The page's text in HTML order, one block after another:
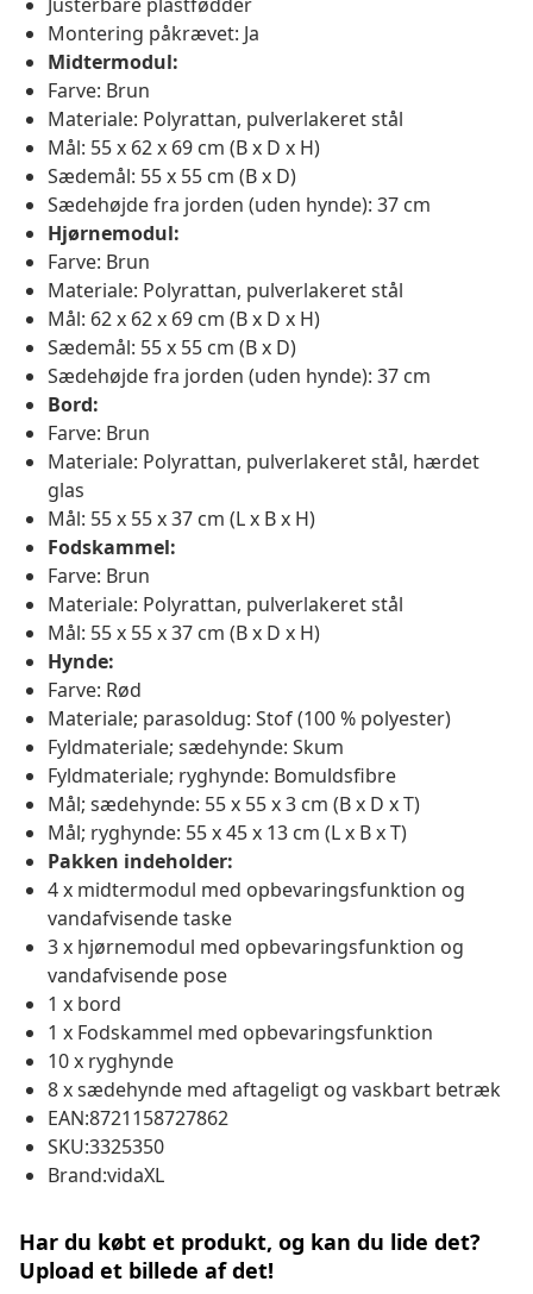
Montering påkrævet: Ja
Midtermodul:
Farve: Brun
Materiale: Polyrattan, pulverlakeret stål
Mål: 55 x 62 x 69 cm (B x D x H)
Sædemål: 55 x 55 cm (B x D)
Sædehøjde fra jorden (uden hynde): 37 cm
Hjørnemodul:
Farve: Brun
Materiale: Polyrattan, pulverlakeret stål
Mål: 62 x 62 x 69 cm (B x D x H)
Sædemål: 55 x 55 cm (B x D)
Sædehøjde fra jorden (uden hynde): 37 cm
Bord:
Farve: Brun
Materiale: Polyrattan, pulverlakeret stål, hærdet
glas
Mål: 55 x 55 x 37 cm (L x B x H)
Fodskammel:
Farve: Brun
Materiale: Polyrattan, pulverlakeret stål
Mål: 55 x 55 x 37 cm (B x D x H)
Hynde:
Farve: Rød
Materiale; parasoldug: Stof (100 % polyester)
Fyldmateriale; sædehynde: Skum
Fyldmateriale; ryghynde: Bomuldsfibre
Mål; sædehynde: 55 x 55 x 3 cm (B x D x T)
Mål; ryghynde: 55 x 45 x 13 cm (L x B x T)
Pakken indeholder:
4 x midtermodul med opbevaringsfunktion og
vandafvisende taske
3 x hjørnemodul med opbevaringsfunktion og
vandafvisende pose
1 x bord
1 x Fodskammel med opbevaringsfunktion
10 x ryghynde
8 x sædehynde med aftageligt og vaskbart betræk
EAN:8721158727862
SKU:3325350
Brand:vidaXL
Har du købt et produkt, og kan du lide det?
Upload et billede af det!